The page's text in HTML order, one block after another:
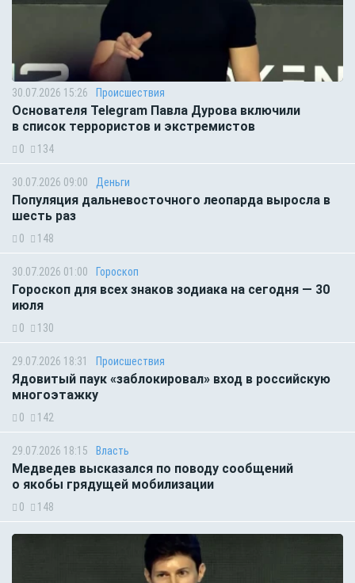
30.07.2026 15:26 Происшествия
Основателя Telegram Павла Дурова включили
в список террористов и экстремистов
0 134
30.07.2026 09:00 Деньги
Популяция дальневосточного леопарда выросла в
шесть раз
0 148
30.07.2026 01:00 Гороскоп
Гороскоп для всех знаков зодиака на сегодня — 30
июля
0 130
29.07.2026 18:31 Происшествия
Ядовитый паук «заблокировал» вход в российскую
многоэтажку
0 142
29.07.2026 18:15 Власть
Медведев высказался по поводу сообщений
о якобы грядущей мобилизации
0 148